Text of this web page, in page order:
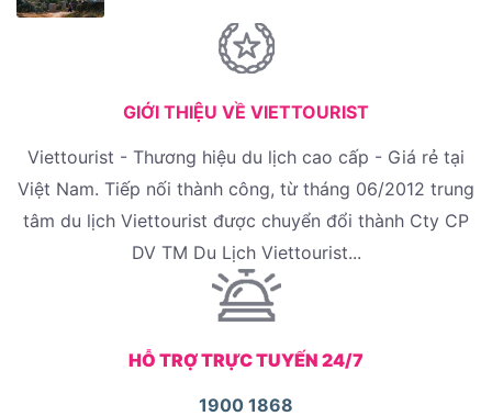
GIỚI THIỆU VỀ VIETTOURIST
Viettourist - Thương hiệu du lịch cao cấp - Giá rẻ tại
Việt Nam. Tiếp nối thành công, từ tháng 06/2012 trung
tâm du lịch Viettourist được chuyển đổi thành Cty CP
DV TM Du Lịch Viettourist...
HỖ TRỢ TRỰC TUYẾN 24/7
1900 1868